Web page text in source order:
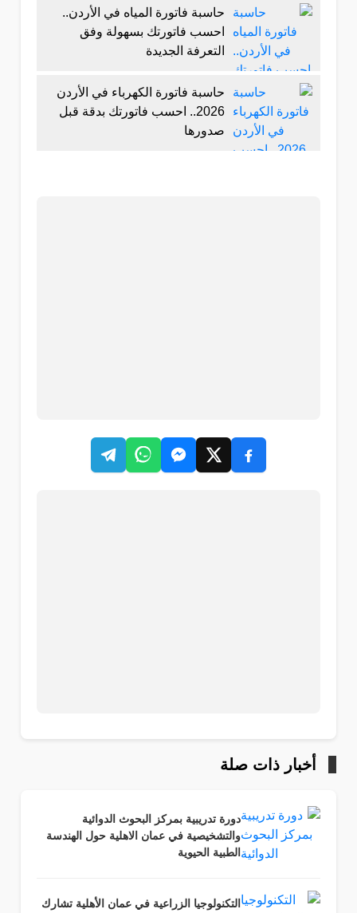
حاسبة فاتورة المياه في الأردن..
احسب فاتورتك بسهولة وفق
التعرفة الجديدة
حاسبة فاتورة الكهرباء في الأردن
2026.. احسب فاتورتك بدقة قبل
صدورها
أخبار ذات صلة
دورة تدريبية بمركز البحوث الدوائية
والتشخيصية في عمان الاهلية حول الهندسة
الطبية الحيوية
التكنولوجيا الزراعية في عمان الأهلية تشارك